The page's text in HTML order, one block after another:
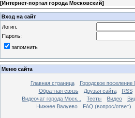
[Интернет-портал города Московский]
Вход на сайт
Логин:
Пароль:
запомнить
Меню сайта
Главная страница Городское поселение
Обратная связь
Друзья сайта RSS
Видеочат города Моск...
Тесты Видео
Нижнее Валуево
FAQ (вопрос/ответ)